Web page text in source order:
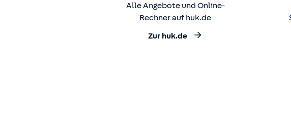
Alle Angebote und Online-
Rechner auf huk.de
Zur huk.de